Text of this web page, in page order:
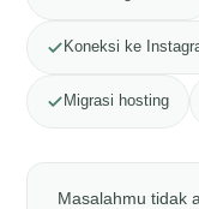
Koneksi ke
Migrasi hosting
Masalahmu tidak